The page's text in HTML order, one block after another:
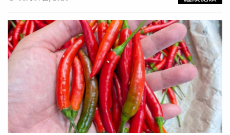
只要發現不合格產品，就會立即公布並要求下架，以保障消
費者食安。其中，「百年堂冷壓黃金苦茶油」（有效日期
2028年7月20日）由聯廣國際企業有限公司自主通報產品異
常，衛生局隨即會同衛生福利部食品藥物管理署前往稽查並
抽驗，結果檢出苯駢芘4.3ppb，高於法規限值。該批產品
共進貨300瓶，目前剩餘216瓶已全數要求預防性下架，不
得繼續販售。另一款檢驗不合格 的「極品苦茶油」（有效日
期2028年2月22日），由台北市威加國際股份有限公司委託
嘉義縣源春製油廠代工，再銷售給庭茂農業生技股份有限公
司，檢出苯駢芘2.8ppb，不符規定。衛生局指出，庭茂共
進貨252瓶，目前已退貨85瓶；由於威加下游永豐餘日前也